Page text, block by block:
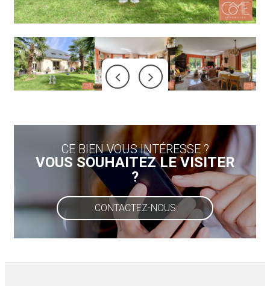
CE BIEN VOUS INTÉRESSE ?
VOUS SOUHAITEZ LE VISITER
?
CONTACTEZ-NOUS